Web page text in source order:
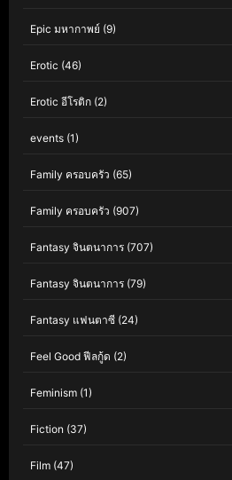
Epic มหากาพย์ (9)
Erotic (46)
Erotic อีโรติก (2)
events (1)
Family ครอบครัว (65)
Family ครอบครัว (907)
Fantasy จินตนาการ (707)
Fantasy จินตนาการ (79)
Fantasy แฟนตาซี (24)
Feel Good ฟีลกู้ด (2)
Feminism (1)
Fiction (37)
Film (47)